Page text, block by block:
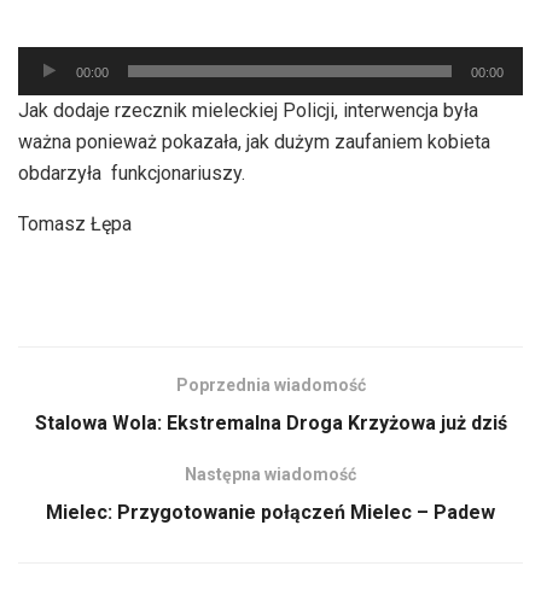
Odtwarzacz
plików
dźwiękowych
00:00 00:00
Jak dodaje rzecznik mieleckiej Policji, interwencja była
ważna ponieważ pokazała, jak dużym zaufaniem kobieta
obdarzyła funkcjonariuszy.
Tomasz Łępa
Poprzednia wiadomość
Stalowa Wola: Ekstremalna Droga Krzyżowa już dziś
Następna wiadomość
Mielec: Przygotowanie połączeń Mielec – Padew